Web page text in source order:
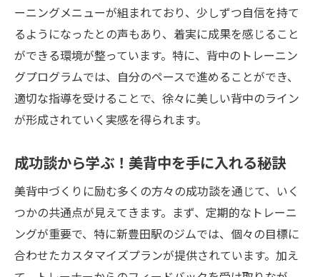
ーニングメニューが組まれており、少しずつ自信を持て
るようになったとの声もあり、着実に成果を感じること
ができる環境が整っています。特に、背中のトレーニン
グプログラムでは、自分のペースで進めることができ、
適切な指導を受けることで、徐々に美しい背中のライン
が形成されていく実感を得られます。
成功談から学ぶ！美背中を手に入れる秘訣
美背中づくりに励む多くの方々の成功談を通じて、いく
つかの共通点が見えてきます。まず、定期的なトレーニ
ングが重要で、特に新豊田駅のジムでは、個々の目標に
合わせたカスタマイズプランが提供されています。加え